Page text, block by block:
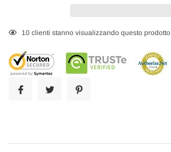
Inserimento
prodotto
nel
20 clienti stanno visualizzando questo prodotto